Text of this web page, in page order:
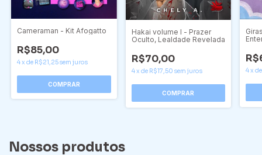
Cameraman - Kit Afogatto
R$85,00
4x de R$21,25sem juros
Hakai volume I - Prazer
Oculto, Lealdade Revelada
R$70,00
4x de R$17,50 sem juros 4x
Nossos produtos